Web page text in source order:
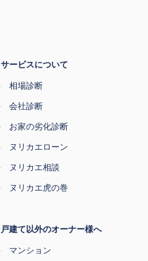
サービスについて
相場診断
会社診断
お家の劣化診断
ヌリカエローン
ヌリカエ相談
ヌリカエ虎の巻
戸建て以外のオーナー様へ
マンション